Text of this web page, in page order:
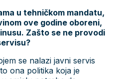
u tehničkom mandatu,
ove godine oboreni,
Zašto se ne provodi
se nalazi javni servis
ona politika koja je